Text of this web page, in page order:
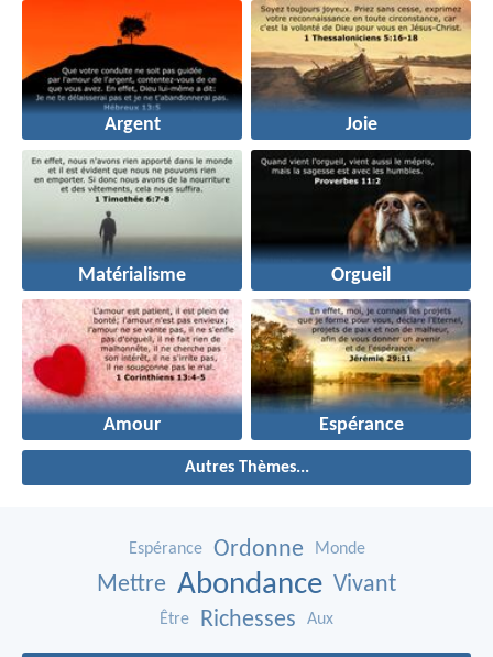
Argent Joie
Matérialisme Orgueil
Amour Espérance
Autres Thèmes...
Espérance Ordonne Monde
Mettre Abondance Vivant
Être Richesses Aux